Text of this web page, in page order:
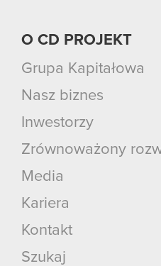
O CD PROJEKT
Grupa Kapitałowa
Nasz biznes
Inwestorzy
Zrównoważony
Media
Kariera
Kontakt
Szukaj